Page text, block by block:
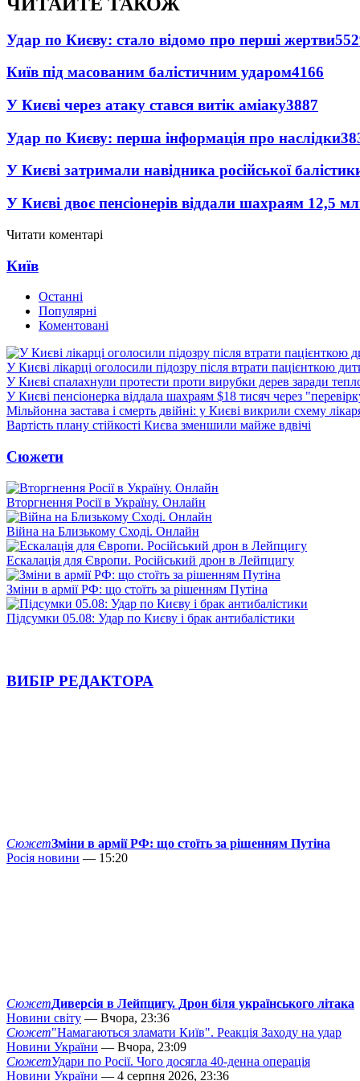
Удар по Києву: стало відомо про перші жертви
Київ під масованим балістичним ударом4166
У Києві через атаку стався витік аміаку3887
Удар по Києву: перша інформація про наслідки
У Києві затримали навідника російської
У Києві двоє пенсіонерів віддали шахраям 12,5
Читати коментарі
Київ
Останні
Популярні
Коментовані
У Києві лікарці оголосили підозру після втрати пацієнткою
У Києві спалахнули протести проти вирубки дерев заради
У Києві пенсіонерка віддала шахраям $18 тисяч через
Мільйонна застава і смерть двійні: у Києві викрили схему
Вартість плану стійкості Києва зменшили майже вдвічі
Сюжети
Вторгнення Росії в Україну. Онлайн
Війна на Близькому Сході. Онлайн
Ескалація для Європи. Російський дрон в Лейпцигу
Зміни в армії РФ: що стоїть за рішенням Путіна
Підсумки 05.08: Удар по Києву і брак антибалістики
ВИБІР РЕДАКТОРА
СюжетЗміни в армії РФ: що стоїть за рішенням Путіна
Росія новини — 15:20
СюжетДиверсія в Лейпцигу. Дрон біля українського літака
Новини світу — Вчора, 23:36
Сюжет"Намагаються зламати Київ". Реакція Заходу на удар
Новини України — Вчора, 23:09
СюжетУдари по Росії. Чого досягла 40-денна операція
Новини України — 4 серпня 2026, 23:36